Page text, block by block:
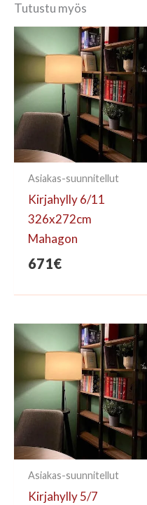
Sinun on
kirjoittaa arvioinnin.
Tutustu myös
Asiakas-suunnitellut
Kirjahylly 6/11
326x272cm
Mahagon
671€
Asiakas-suunnitellut
Kirjahylly 5/7